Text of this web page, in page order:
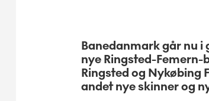
Banedanmark går nu i
nye Ringsted-
Ringsted og Nykøbing
andet nye skinner og